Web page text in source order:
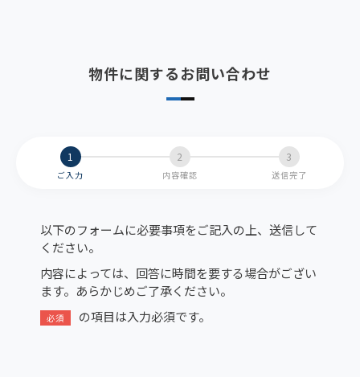
物件に関するお問い合わせ
ご入力 内容確認 送信完了
以下のフォームに必要事項をご記入の上、送信して
ください。
内容によっては、回答に時間を要する場合がござい
ます。あらかじめご了承ください。
必須 の項目は入力必須です。